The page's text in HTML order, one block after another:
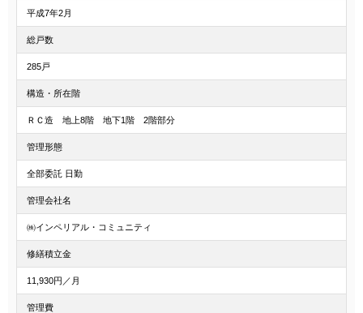
平成7年2月
総戸数
285戸
構造・所在階
ＲＣ造 地上8階 地下1階 2階部分
管理形態
全部委託 日勤
管理会社名
㈱インペリアル・コミュニティ
修繕積立金
11,930円／月
管理費